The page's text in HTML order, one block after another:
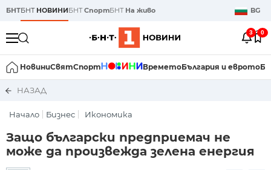
БНТБНТ НОВИНИБНТСпортБНТ На живо BG
3 0
НовиниСвятСпорт ВреметоБългария и еврото
НАЗАД
Начало Бизнес Икономика
Защо български предприемач не
може да произвежда зелена енергия